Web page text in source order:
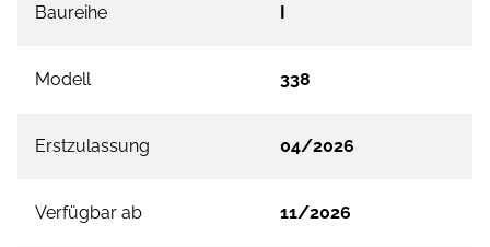
Baureihe I
Modell 338
Erstzulassung 04/2026
Verfügbar ab 11/2026